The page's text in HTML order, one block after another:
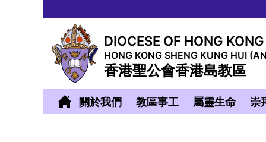
DIOCESE OF HONG
HONG KONG SHENG KUNG HUI
香港聖公會香港島教區
關於我們 教區事工 屬靈生命 崇